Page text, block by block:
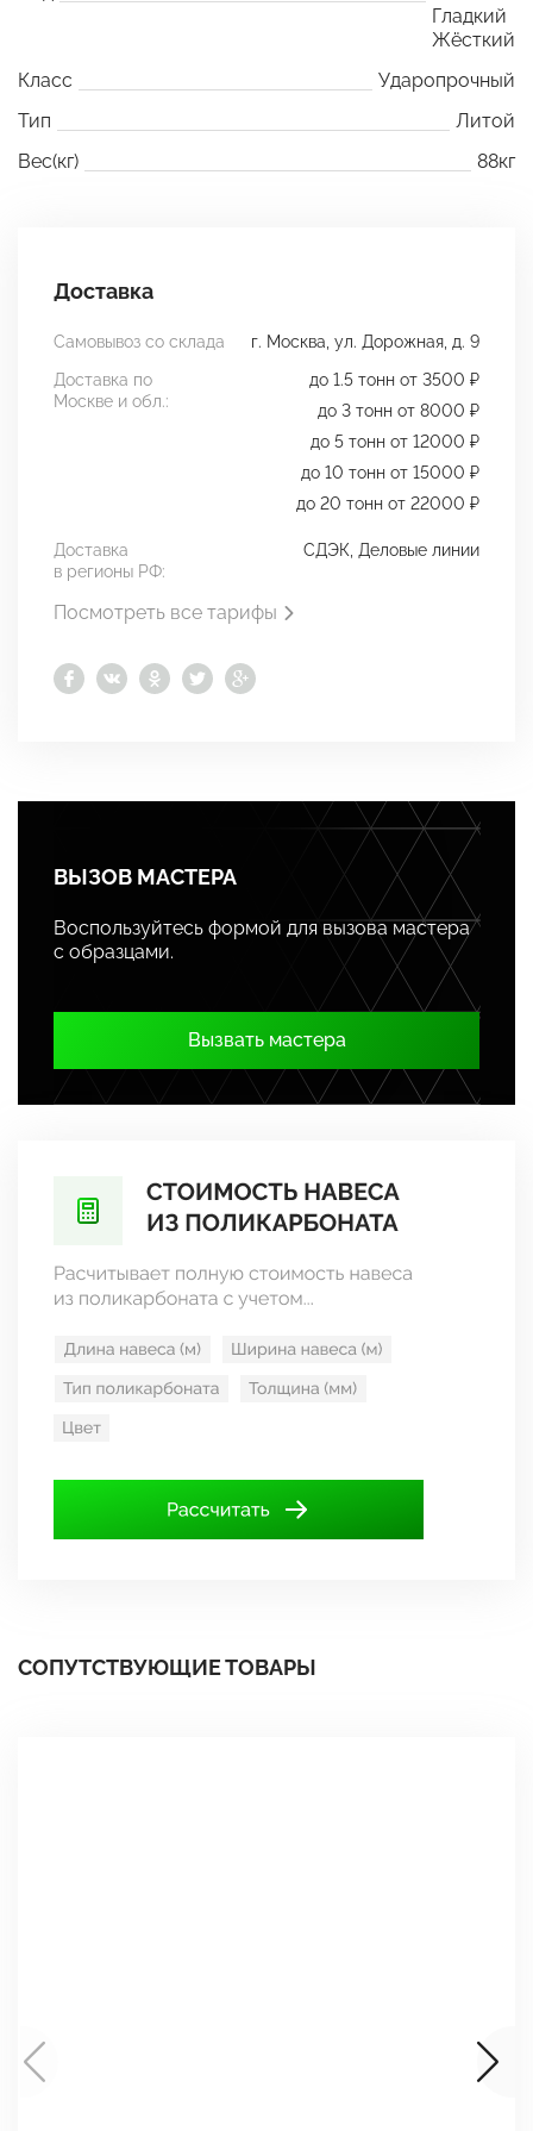
Гладкий
Жёсткий
Класс
Ударопрочный
Тип
Литой
Вес(кг)
88кг
Доставка
Самовывоз со склада
г. Москва, ул. Дорожная, д. 9
Доставка по
Москве и обл.:
до 1.5 тонн от 3500 ₽
до 3 тонн от 8000 ₽
до 5 тонн от 12000 ₽
до 10 тонн от 15000 ₽
до 20 тонн от 22000 ₽
Доставка
в регионы РФ:
СДЭК, Деловые линии
Посмотреть все тарифы
ВЫЗОВ МАСТЕРА
Воспользуйтесь формой для вызова мастера
с образцами.
Вызвать мастера
СОПУТСТВУЮЩИЕ ТОВАРЫ